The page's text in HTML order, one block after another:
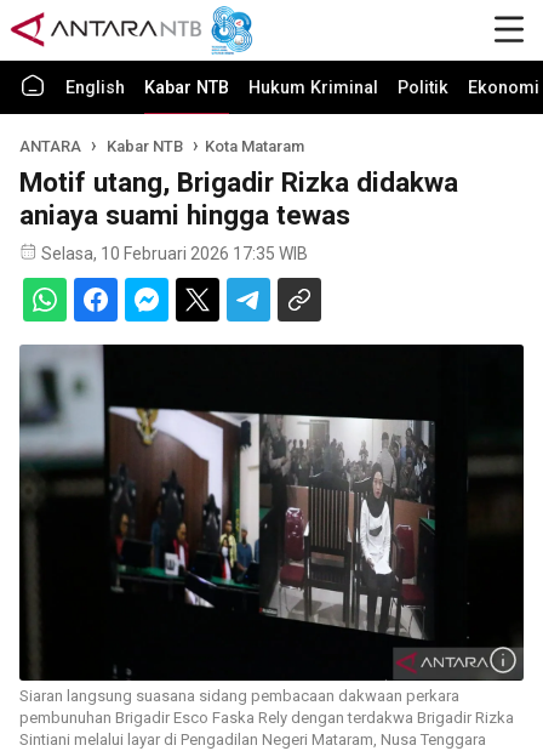
English Kabar NTB Hukum Kriminal Politik
ANTARA Kabar NTB Kota Mataram
Motif utang, Brigadir Rizka didakwa
aniaya suami hingga tewas
Selasa, 10 Februari 2026 17:35 WIB
Siaran langsung suasana sidang pembacaan dakwaan perkara
pembunuhan Brigadir Esco Faska Rely dengan terdakwa Brigadir Rizka
Sintiani melalui layar di Pengadilan Negeri Mataram, Nusa Tenggara